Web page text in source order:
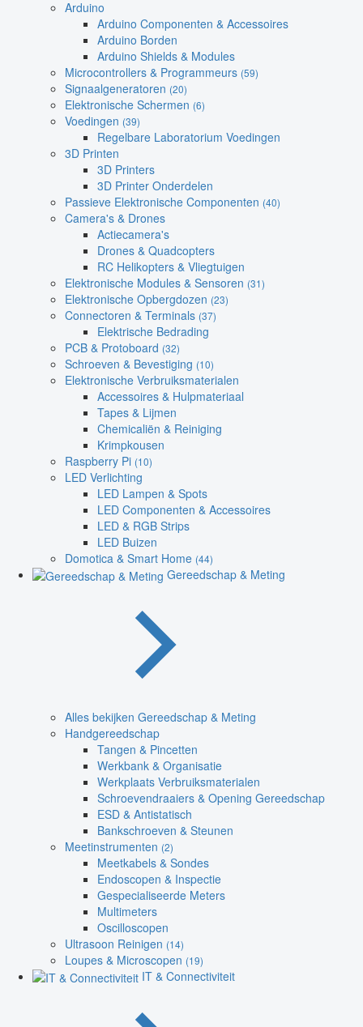
Arduino
Arduino Componenten & Accessoires
Arduino Borden
Arduino Shields & Modules
Microcontrollers & Programmeurs (59)
Signaalgeneratoren (20)
Elektronische Schermen (6)
Voedingen (39)
Regelbare Laboratorium Voedingen
3D Printen
3D Printers
3D Printer Onderdelen
Passieve Elektronische Componenten (40)
Camera's & Drones
Actiecamera's
Drones & Quadcopters
RC Helikopters & Vliegtuigen
Elektronische Modules & Sensoren (31)
Elektronische Opbergdozen (23)
Connectoren & Terminals (37)
Elektrische Bedrading
PCB & Protoboard (32)
Schroeven & Bevestiging (10)
Elektronische Verbruiksmaterialen
Accessoires & Hulpmateriaal
Tapes & Lijmen
Chemicaliën & Reiniging
Krimpkousen
Raspberry Pi (10)
LED Verlichting
LED Lampen & Spots
LED Componenten & Accessoires
LED & RGB Strips
LED Buizen
Domotica & Smart Home (44)
Gereedschap & Meting
Alles bekijken Gereedschap & Meting
Handgereedschap
Tangen & Pincetten
Werkbank & Organisatie
Werkplaats Verbruiksmaterialen
Schroevendraaiers & Opening Gereedschap
ESD & Antistatisch
Bankschroeven & Steunen
Meetinstrumenten (2)
Meetkabels & Sondes
Endoscopen & Inspectie
Gespecialiseerde Meters
Multimeters
Oscilloscopen
Ultrasoon Reinigen (14)
Loupes & Microscopen (19)
IT & Connectiviteit